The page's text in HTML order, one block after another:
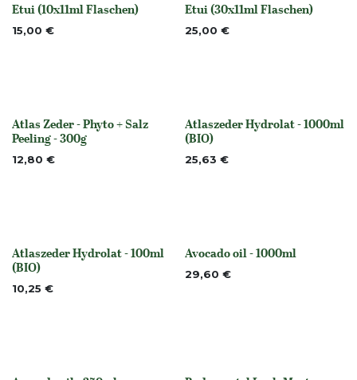
Etui (10x11ml Flaschen)
15,00 €
Etui (30x11ml Flaschen)
25,00 €
None
Atlas Zeder - Phyto + Salz
Peeling - 300g
12,80 € Nicht vorrättig
Atlaszeder Hydrolat - 1000ml
(BIO)
25,63 €
Nicht vorrättig
Atlaszeder Hydrolat - 100ml
(BIO)
10,25 €
None
Avocado oil - 1000ml
29,60 €